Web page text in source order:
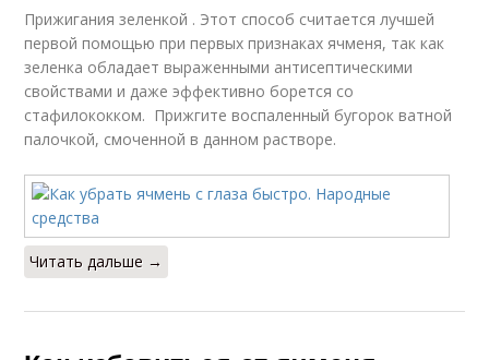
Прижигания зеленкой . Этот способ считается лучшей
первой помощью при первых признаках ячменя, так как
зеленка обладает выраженными антисептическими
свойствами и даже эффективно борется со
стафилококком. Прижгите воспаленный бугорок ватной
палочкой, смоченной в данном растворе.
Читать дальше →